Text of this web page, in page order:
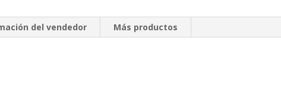
del vendedor Más productos